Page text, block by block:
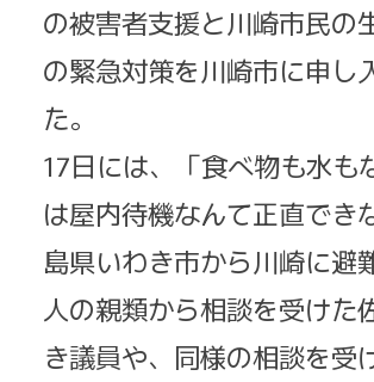
の被害者支援と川崎市民の
の緊急対策を川崎市に申し
た。
17日には、「食べ物も水も
は屋内待機なんて正直でき
島県いわき市から川崎に避
人の親類から相談を受けた
き議員や、同様の相談を受